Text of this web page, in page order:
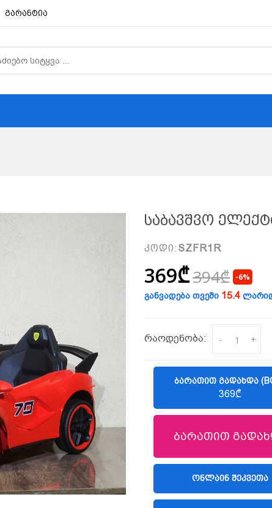
გარანტია
Საბავშვო
კოდი: SZFR1R
369₾394₾ -6%
განვადება თვეში 15.4
რაოდენობა: - +
ᲑᲐᲠᲐᲗᲘᲗ ᲒᲐᲓᲐᲮᲓᲐ
369₾
ბარათით
(LIBERTY)
ᲝᲜᲚᲐᲘᲜ ᲨᲔᲙᲕᲔᲗᲐ